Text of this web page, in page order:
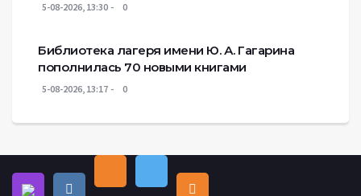
5-08-2026, 13:30 0
Библиотека лагеря имени Ю. А. Гагарина
пополнилась 70 новыми книгами
5-08-2026, 13:17 0